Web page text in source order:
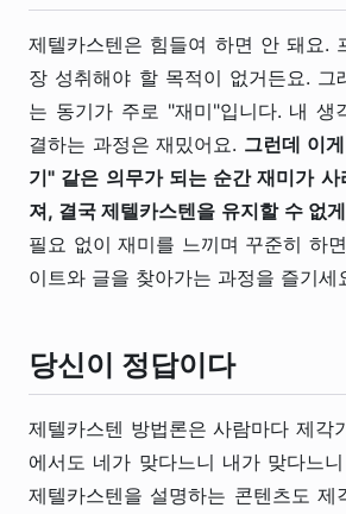
제텔카스텐은 힘들여 하면 안 돼요.
장 성취해야 할 목적이 없거든요. 그
는 동기가 주로 "재미"입니다. 내 생
결하는 과정은 재밌어요. 그런데 이
기" 같은 의무가 되는 순간 재미가
져, 결국 제텔카스텐을 유지할 수 없
필요 없이 재미를 느끼며 꾸준히 하
이트와 글을 찾아가는 과정을 즐기세
당신이 정답이다
제텔카스텐 방법론은 사람마다 제각
에서도 네가 맞다느니 내가 맞다느
제텔카스텐을 설명하는 콘텐츠도 제